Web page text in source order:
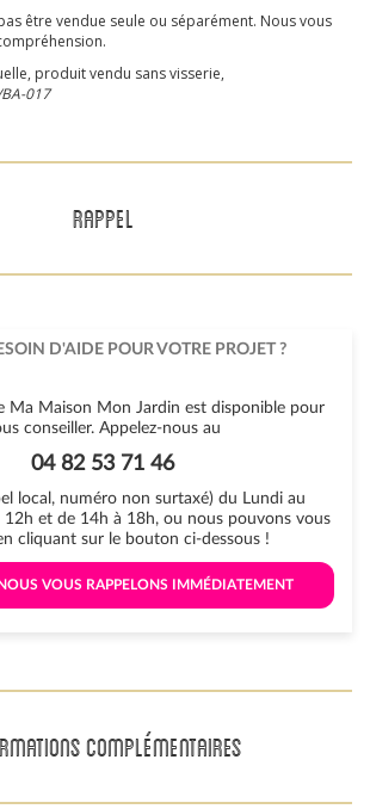
être vendue seule ou séparément. Nous vous
produit vendu sans visserie,
017
RAPPEL
D'AIDE POUR VOTRE PROJET ?
Ma Maison Mon Jardin est disponible pour
conseiller. Appelez-nous au
04 82 53 71 46
local, numéro non surtaxé) du Lundi au
12h et de 14h à 18h, ou nous pouvons vous
cliquant sur le bouton ci-dessous !
VOUS RAPPELONS IMMÉDIATEMENT
COMPLÉMENTAIRES